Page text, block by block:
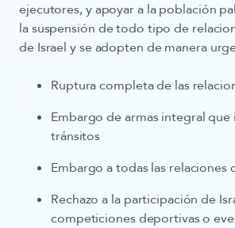
ejecutores, y apoyar a la población
la suspensión de todo tipo de
de Israel y se adopten de manera
Ruptura completa de las
Embargo de armas integral
tránsitos
Embargo a todas las relaciones
Rechazo a la participación de
competiciones deportivas o